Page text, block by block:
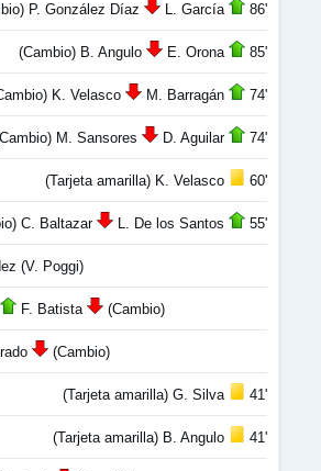
P. González Díaz L. García 86'
(Cambio) B. Angulo E. Orona 85'
K. Velasco M. Barragán 74'
M. Sansores D. Aguilar 74'
(Tarjeta amarilla) K. Velasco 60'
C. Baltazar L. De los Santos 55'
(V. Poggi)
F. Batista (Cambio)
(Cambio)
(Tarjeta amarilla) G. Silva 41'
(Tarjeta amarilla) B. Angulo 41'